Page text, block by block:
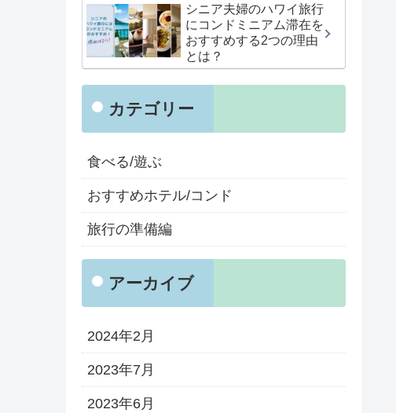
シニア夫婦のハワイ旅行
にコンドミニアム滞在を
おすすめする2つの理由
とは？
カテゴリー
食べる/遊ぶ
おすすめホテル/コンド
旅行の準備編
アーカイブ
2024年2月
2023年7月
2023年6月